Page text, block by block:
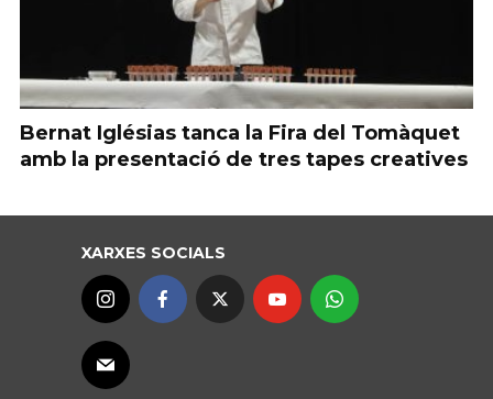
Bernat Iglésias tanca la Fira del Tomàquet
amb la presentació de tres tapes creatives
XARXES SOCIALS